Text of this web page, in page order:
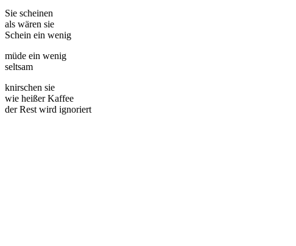
Sie scheinen
als wären sie
Schein ein wenig
müde ein wenig
seltsam
knirschen sie
wie heißer Kaffee
der Rest wird ignoriert